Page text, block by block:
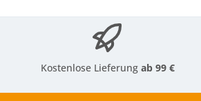
Kostenlose Lieferungab 99 €